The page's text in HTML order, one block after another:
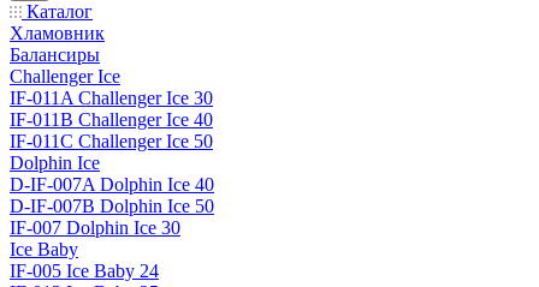
Каталог
Хламовник
Балансиры
Challenger Ice
IF-011A Challenger Ice 30
IF-011B Challenger Ice 40
IF-011C Challenger Ice 50
Dolphin Ice
D-IF-007A Dolphin Ice 40
D-IF-007B Dolphin Ice 50
IF-007 Dolphin Ice 30
Ice Baby
IF-005 Ice Baby 24